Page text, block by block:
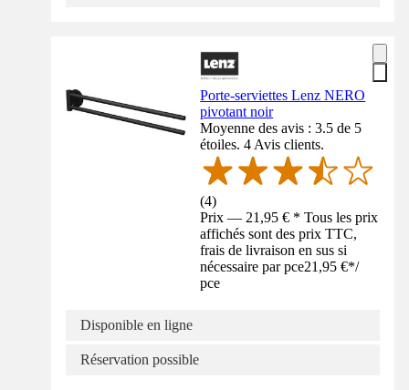
Porte-serviettes Lenz NERO
pivotant noir
Moyenne des avis : 3.5 de 5
étoiles. 4 Avis clients.
(4)
Prix — 21,95 € * Tous les prix
affichés sont des prix TTC,
frais de livraison en sus si
nécessaire par pce21,95 €*/
pce
Disponible en ligne
Réservation possible